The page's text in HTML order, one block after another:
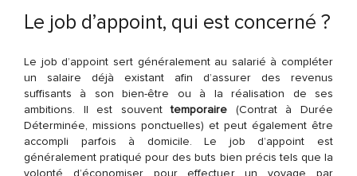
Le job d’appoint, qui est concerné ?
Le job d’appoint sert généralement au salarié à compléter
un salaire déjà existant afin d’assurer des revenus
suffisants à son bien-être ou à la réalisation de ses
ambitions. Il est souventtemporaire (Contrat à Durée
Déterminée, missions ponctuelles) et peut également être
accompli parfois à domicile. Le job d’appoint est
généralement pratiqué pour des buts bien précis tels que la
volonté d’économiser pour effectuer un voyage par